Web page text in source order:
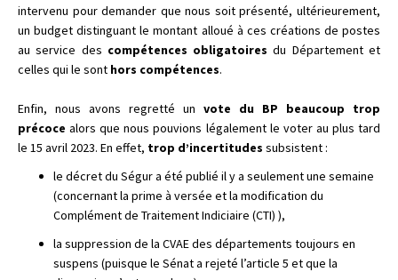
intervenu pour demander que nous soit présenté, ultérieurement,
un budget distinguant le montant alloué à ces créations de postes
au service des compétences obligatoires du Département et
celles qui le sont hors compétences.
Enfin, nous avons regretté un vote du BP beaucoup trop
précoce alors que nous pouvions légalement le voter au plus tard
le 15 avril 2023. En effet, trop d’incertitudes subsistent :
le décret du Ségur a été publié il y a seulement une semaine
(concernant la prime à versée et la modification du
Complément de Traitement Indiciaire (CTI) ),
la suppression de la CVAE des départements toujours en
suspens (puisque le Sénat a rejeté l’article 5 et que la